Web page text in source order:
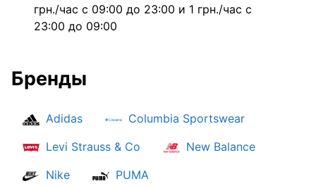
грн./час с 09:00 до 23:00 и 1 грн./час с
23:00 до 09:00
Бренды
Adidas
Columbia Sportswear
Levi Strauss & Co
New Balance
Nike
PUMA